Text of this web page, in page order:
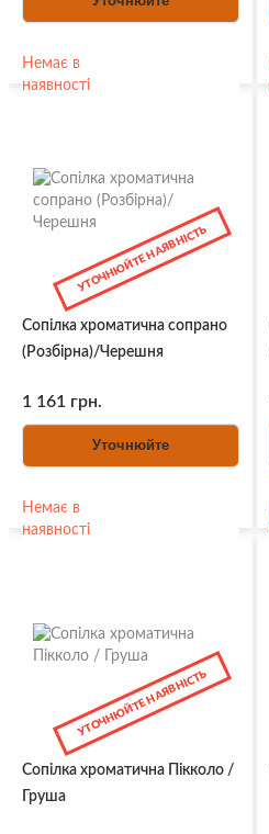
Немає в
наявності
УТОЧНЮЙТЕ НАЯВНІСТЬ
Сопілка хроматична сопрано
(Розбірна)/Черешня
1 161 грн.
Уточнюйте
Немає в
наявності
УТОЧНЮЙТЕ НАЯВНІСТЬ
Сопілка хроматична Пікколо /
Груша